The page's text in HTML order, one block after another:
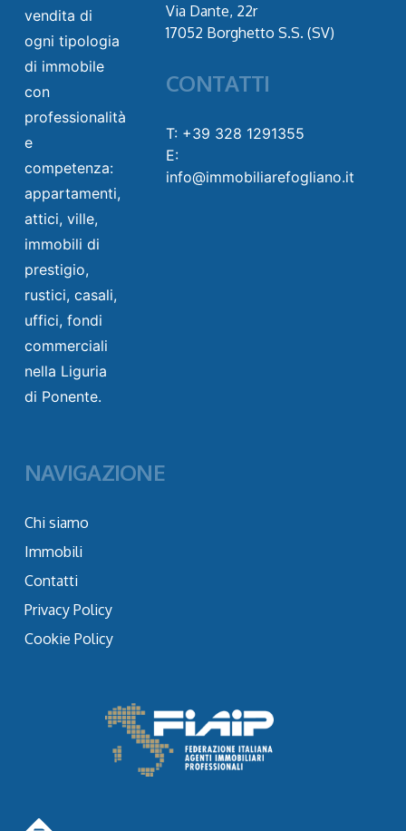
vendita di
ogni tipologia
di immobile
con
professionalità
e
competenza:
appartamenti,
attici, ville,
immobili di
prestigio,
rustici, casali,
uffici, fondi
commerciali
nella Liguria
di Ponente.
Via Dante, 22r
17052 Borghetto S.S. (SV)
CONTATTI
T: +39 328 1291355
E:
info@immobiliarefogliano.it
NAVIGAZIONE
Chi siamo
Immobili
Contatti
Privacy Policy
Cookie Policy